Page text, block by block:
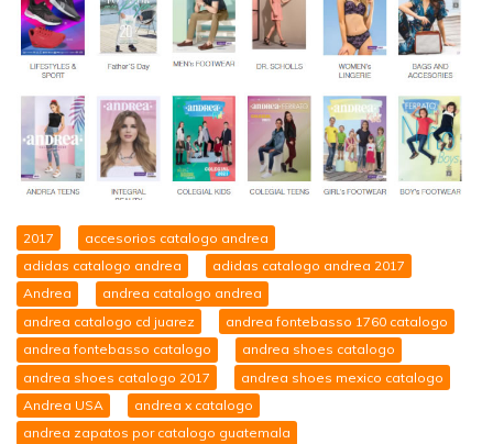
2017
accesorios catalogo andrea
adidas catalogo andrea
adidas catalogo andrea 2017
Andrea
andrea catalogo andrea
andrea catalogo cd juarez
andrea fontebasso 1760 catalogo
andrea fontebasso catalogo
andrea shoes catalogo
andrea shoes catalogo 2017
andrea shoes mexico catalogo
Andrea USA
andrea x catalogo
andrea zapatos por catalogo guatemala